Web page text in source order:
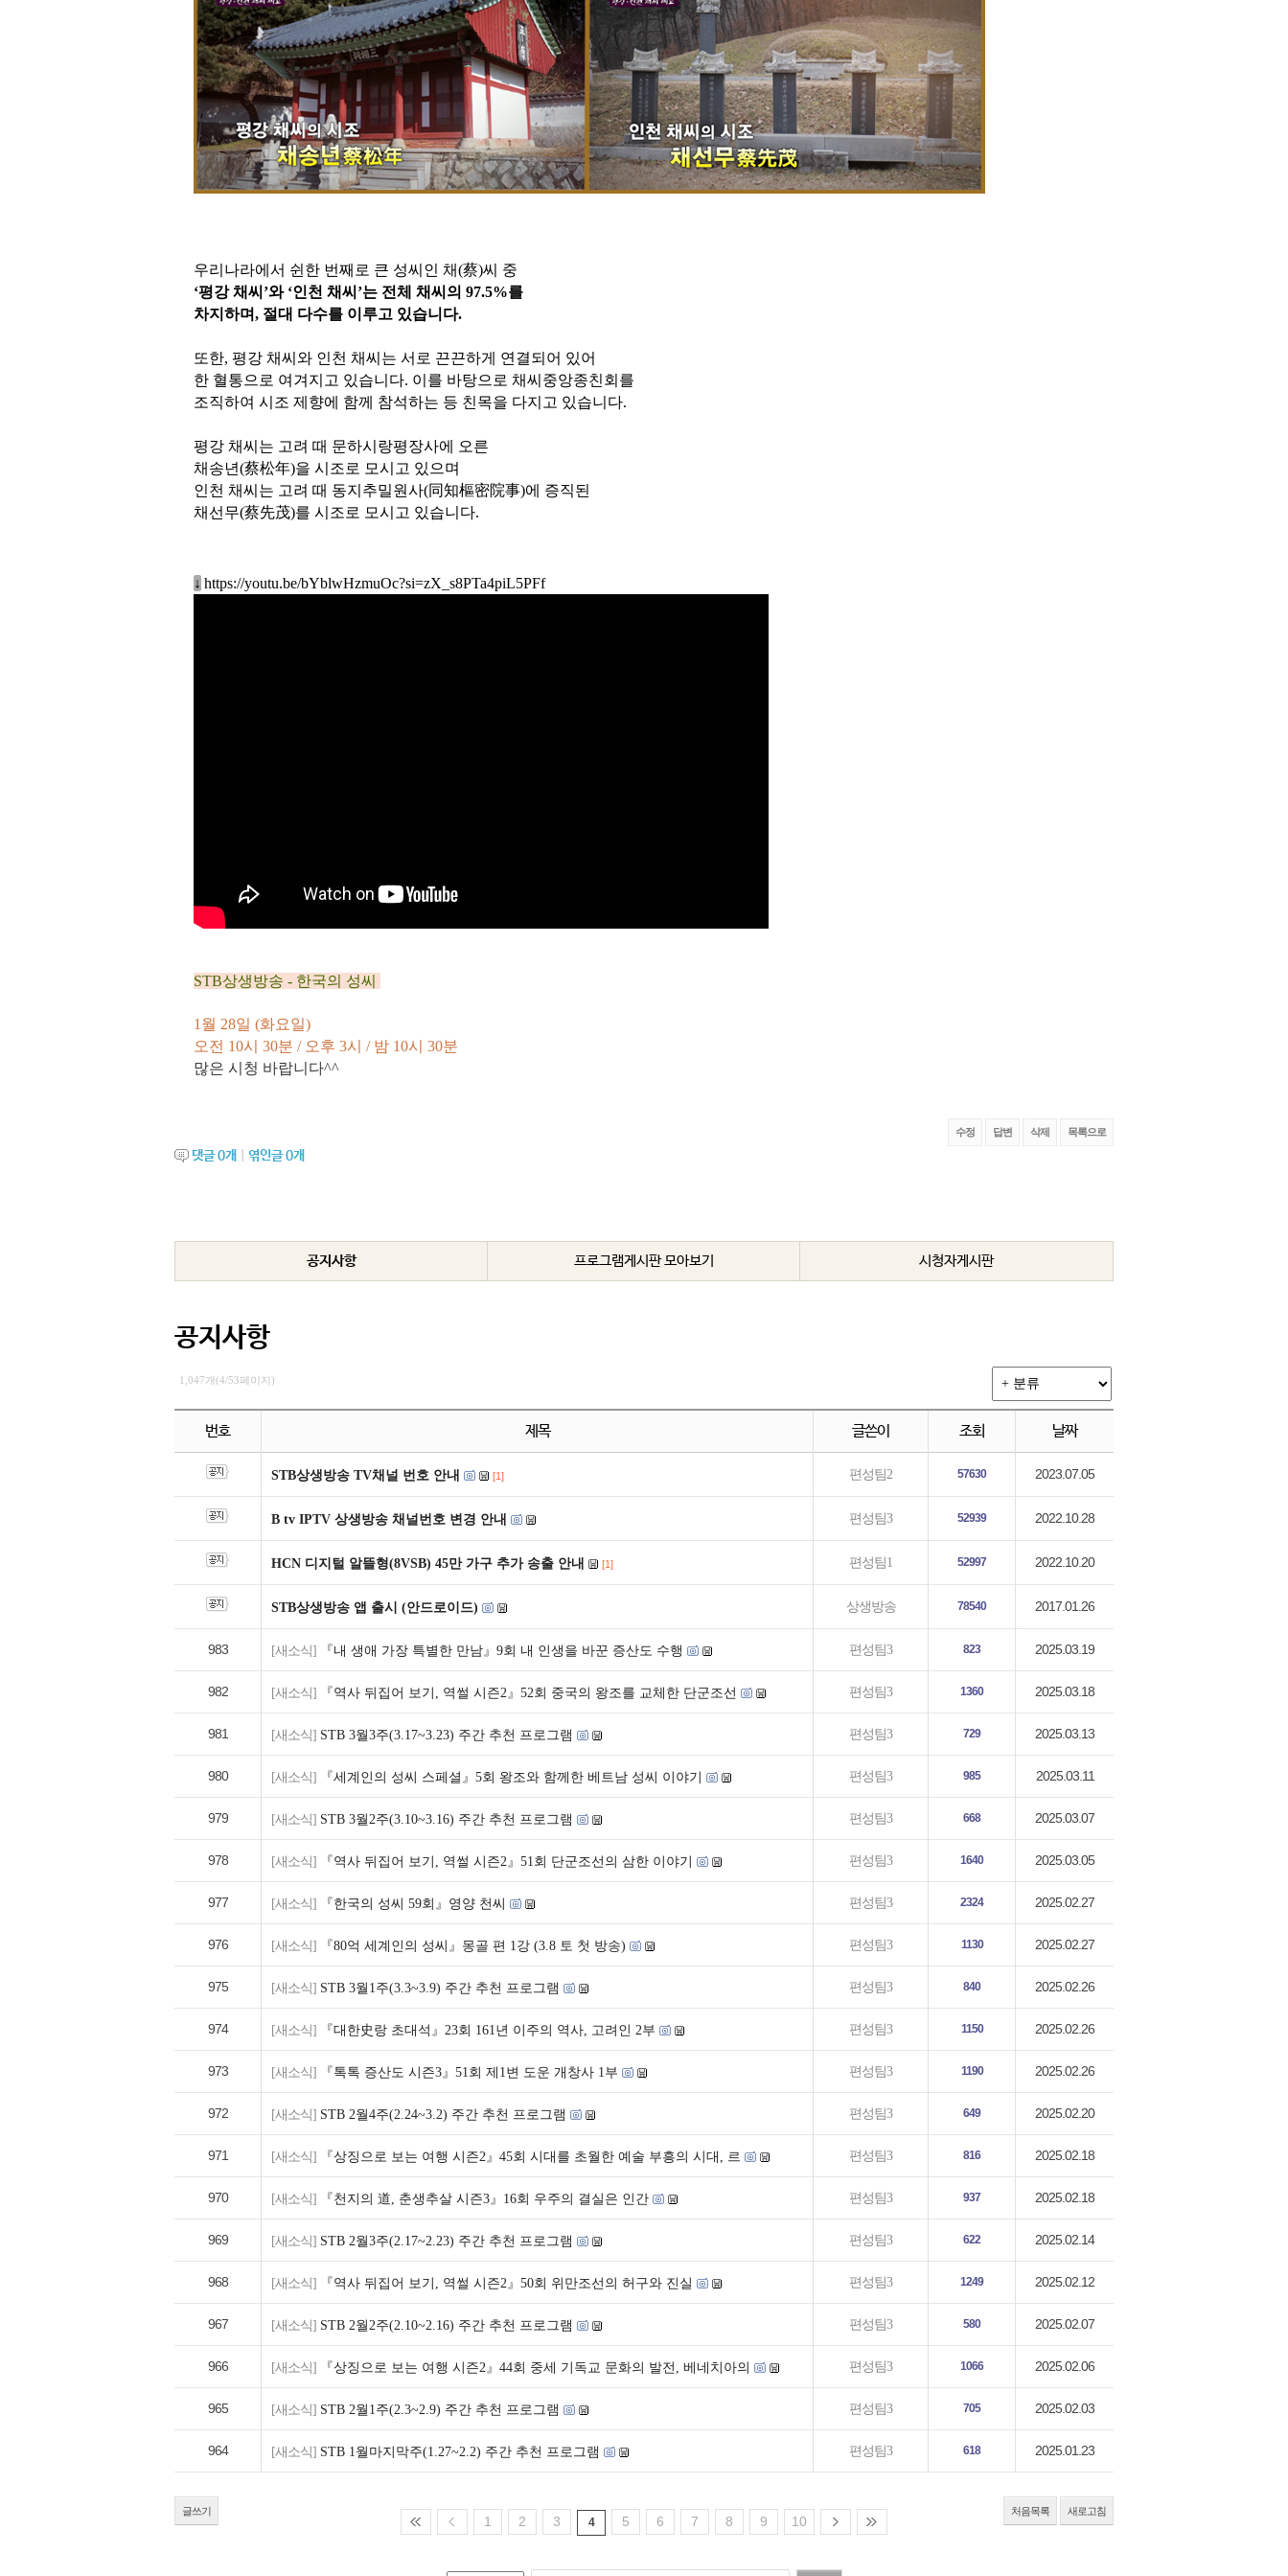
우리나라에서 쉰한 번째로 큰 성씨인 채(蔡)씨 중
‘평강 채씨’와 ‘인천 채씨’는 전체 채씨의 97.5%를
차지하며, 절대 다수를 이루고 있습니다.
또한, 평강 채씨와 인천 채씨는 서로 끈끈하게 연결되어 있어
한 혈통으로 여겨지고 있습니다. 이를 바탕으로 채씨중앙종친회를
조직하여 시조 제향에 함께 참석하는 등 친목을 다지고 있습니다.
평강 채씨는 고려 때 문하시랑평장사에 오른
채송년(蔡松年)을 시조로 모시고 있으며
인천 채씨는 고려 때 동지추밀원사(同知樞密院事)에 증직된
채선무(蔡先茂)를 시조로 모시고 있습니다.
↓ https://youtu.be/bYblwHzmuOc?si=zX_s8PTa4piL5PFf
STB상생방송 - 한국의 성씨
1 월 28일 (화요일)
오전 10시 30분 / 오후 3시 / 밤 10시 30분
많은 시청 바랍니다^^
수정 답변 삭제 목록으로
댓글0개 엮인글0개
공지사항 프로그램게시판 모아보기 시청자게시판
공지사항
1,047개(4/53페이지)
번호 제목 글쓴이 조회 날짜
STB상생방송 TV채널 번호 안내 [1] 편성팀2 57630 2023.07.05
B tv IPTV 상생방송 채널번호 변경 안내 편성팀3 52939 2022.10.28
HCN 디지털 알뜰형(8VSB) 45만 가구 추가 송출 안내 [1] 편성팀1 52997 2022.10.20
STB상생방송 앱 출시 (안드로이드) 상생방송 78540 2017.01.26
983 [새소식] 『내 생애 가장 특별한 만남』9회 내 인생을 바꾼 증산도 수행 편성팀3 823 2025.03.19
982 [새소식] 『역사 뒤집어 보기, 역썰 시즌2』52회 중국의 왕조를 교체한 단군조선 편성팀3 1360 2025.03.18
981 [새소식] STB 3월3주(3.17~3.23) 주간 추천 프로그램 편성팀3 729 2025.03.13
980 [새소식] 『세계인의 성씨 스페셜』5회 왕조와 함께한 베트남 성씨 이야기 편성팀3 985 2025.03.11
979 [새소식] STB 3월2주(3.10~3.16) 주간 추천 프로그램 편성팀3 668 2025.03.07
978 [새소식] 『역사 뒤집어 보기, 역썰 시즌2』51회 단군조선의 삼한 이야기 편성팀3 1640 2025.03.05
977 [새소식] 『한국의 성씨 59회』영양 천씨 편성팀3 2324 2025.02.27
976 [새소식] 『80억 세계인의 성씨』몽골 편 1강 (3.8 토 첫 방송) 편성팀3 1130 2025.02.27
975 [새소식] STB 3월1주(3.3~3.9) 주간 추천 프로그램 편성팀3 840 2025.02.26
974 [새소식] 『대한史랑 초대석』23회 161년 이주의 역사, 고려인 2부 편성팀3 1150 2025.02.26
973 [새소식] 『톡톡 증산도 시즌3』51회 제1변 도운 개창사 1부 편성팀3 1190 2025.02.26
972 [새소식] STB 2월4주(2.24~3.2) 주간 추천 프로그램 편성팀3 649 2025.02.20
971 [새소식] 『상징으로 보는 여행 시즌2』45회 시대를 초월한 예술 부흥의 시대, 르 편성팀3 816 2025.02.18
970 [새소식] 『천지의 道, 춘생추살 시즌3』16회 우주의 결실은 인간 편성팀3 937 2025.02.18
969 [새소식] STB 2월3주(2.17~2.23) 주간 추천 프로그램 편성팀3 622 2025.02.14
968 [새소식] 『역사 뒤집어 보기, 역썰 시즌2』50회 위만조선의 허구와 진실 편성팀3 1249 2025.02.12
967 [새소식] STB 2월2주(2.10~2.16) 주간 추천 프로그램 편성팀3 580 2025.02.07
966 [새소식] 『상징으로 보는 여행 시즌2』44회 중세 기독교 문화의 발전, 베네치아의 편성팀3 1066 2025.02.06
965 [새소식] STB 2월1주(2.3~2.9) 주간 추천 프로그램 편성팀3 705 2025.02.03
964 [새소식] STB 1월마지막주(1.27~2.2) 주간 추천 프로그램 편성팀3 618 2025.01.23
글쓰기 처음목록 새로고침
1 2 3 4 5 6 7 8 9 10